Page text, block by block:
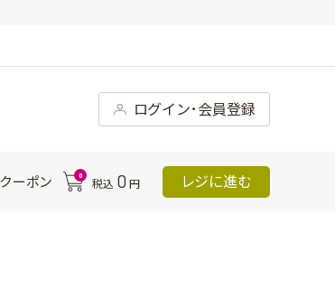
ログイン･会員登録
クーポン 0
税込 0 円 レジに進む